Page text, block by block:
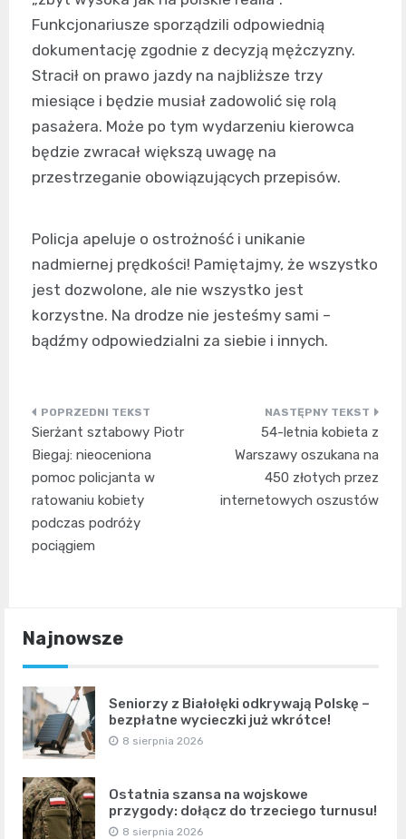
Funkcjonariusze sporządzili odpowiednią
dokumentację zgodnie z decyzją mężczyzny.
Stracił on prawo jazdy na najbliższe trzy
miesiące i będzie musiał zadowolić się rolą
pasażera. Może po tym wydarzeniu kierowca
będzie zwracał większą uwagę na
przestrzeganie obowiązujących przepisów.
Policja apeluje o ostrożność i unikanie
nadmiernej prędkości! Pamiętajmy, że wszystko
jest dozwolone, ale nie wszystko jest
korzystne. Na drodze nie jesteśmy sami –
bądźmy odpowiedzialni za siebie i innych.
Nawigacja
wpisu
Sierżant sztabowy Piotr
Biegaj: nieoceniona
pomoc policjanta w
ratowaniu kobiety
podczas podróży
pociągiem
54-letnia kobieta z
Warszawy oszukana na
450 złotych przez
internetowych oszustów
Najnowsze
Seniorzy z Białołęki odkrywają Polskę –
bezpłatne wycieczki już wkrótce!
8 sierpnia 2026
Ostatnia szansa na wojskowe
przygody: dołącz do trzeciego turnusu!
8 sierpnia 2026